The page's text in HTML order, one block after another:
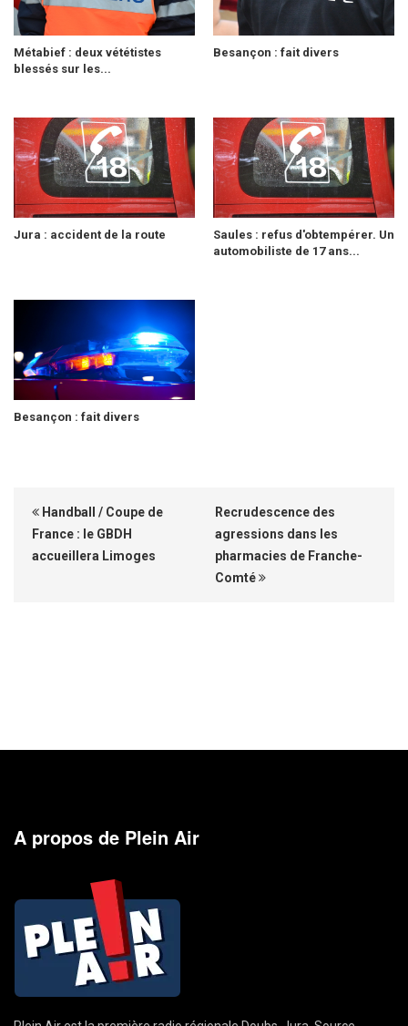
Métabief : deux vététistes
blessés sur les...
Besançon : fait divers
Jura : accident de la route
Saules : refus d'obtempérer. Un
automobiliste de 17 ans...
Besançon : fait divers
Handball / Coupe de
France : le GBDH
accueillera Limoges
Recrudescence des
agressions dans les
pharmacies de Franche-
Comté
A propos de Plein Air